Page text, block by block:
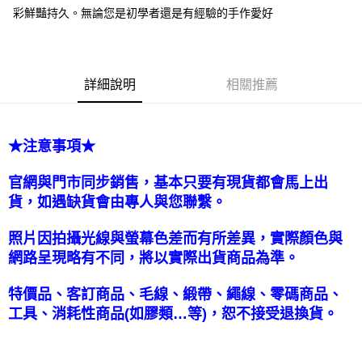
付款後全家取貨
每筆NT$60，滿NT$1,500(含以上)免運費
每筆NT$60，滿NT$1,500(含以上)免運費
每筆NT$130，滿NT$2,000(含以上)免運費
彩鮮豔持久。無論您是初學者還是有經驗的手作愛好
詳細說明 相關推薦
★注意事項★
官網與門市同步銷售，基本只要有現貨都會馬上出
貨，如遇缺貨會由專人與您聯繫。
照片因拍攝光線與螢幕色差而有所差異，實際顏色與
網路呈現略有不同，將以實際出貨商品為準。
特價品、客訂商品、毛線、緞帶、繩線、零碼商品、
工具、消耗性商品(如膠類…等)，恕不接受退換貨。